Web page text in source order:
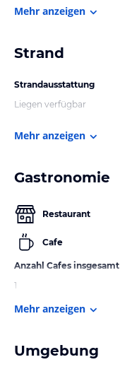
Mehr anzeigen
Strand
Strandausstattung
Liegen verfügbar
Mehr anzeigen
Gastronomie
Restaurant
Cafe
Anzahl Cafes insgesamt
1
Mehr anzeigen
Umgebung